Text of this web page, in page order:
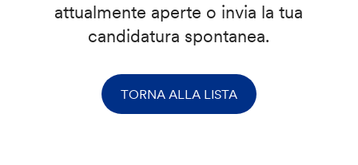
attualmente aperte o invia la tua
candidatura spontanea.
TORNA ALLA LISTA